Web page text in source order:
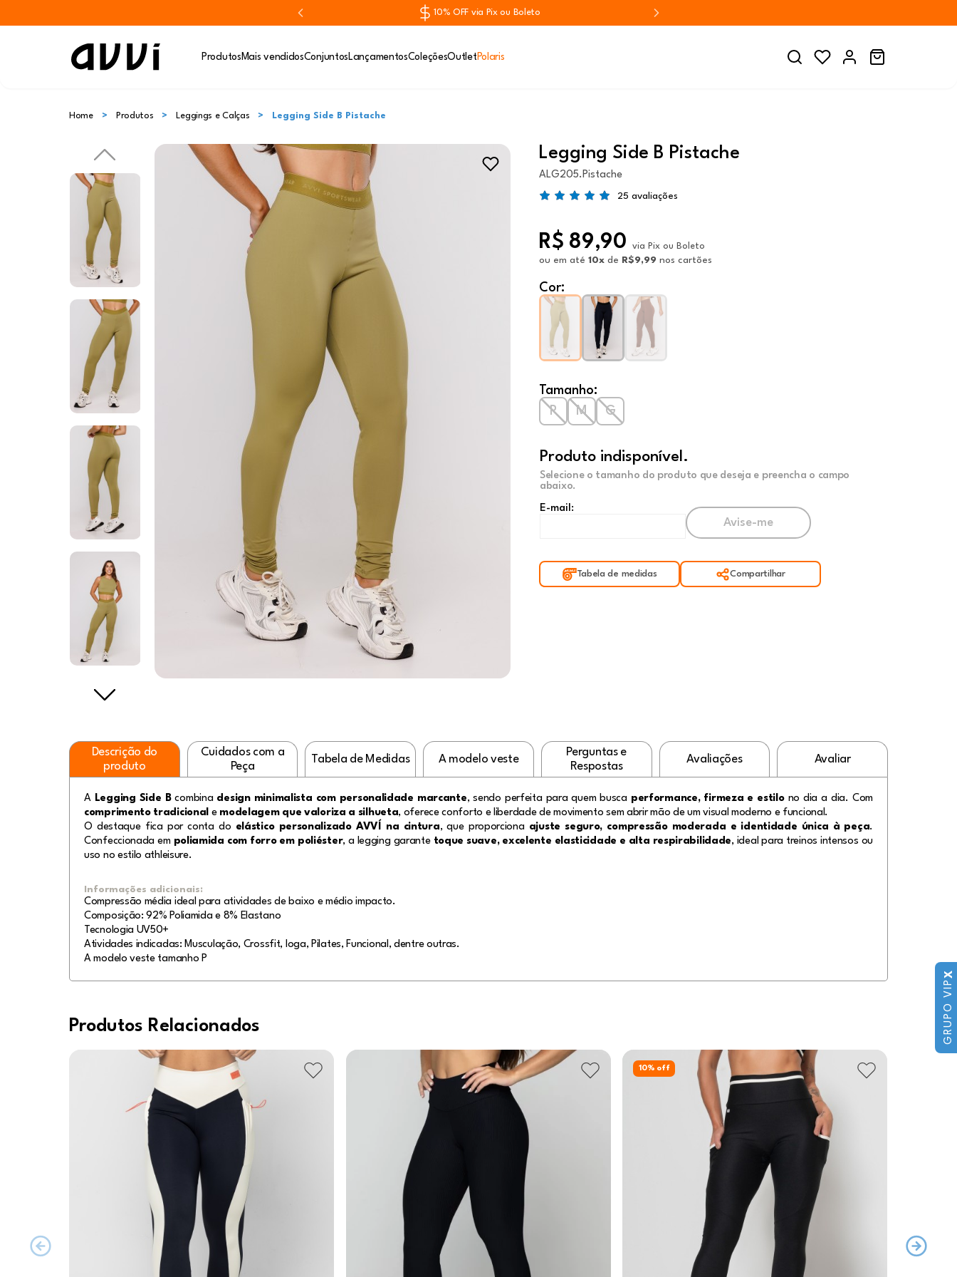
10% OFF via Pix ou Boleto
Produtos Mais vendidosConjuntos LançamentosColeçõesOutletPolaris
Home Produtos Leggings e Calças Legging Side B Pistache
Legging Side B Pistache
ALG205.Pistache
25 avaliações
R$ 89,90 via Pix ou Boleto
ou em até 10x de R$9,99 nos cartões
Cor:
Tamanho:
P
M G
Produto indisponível.
Selecione o tamanho do produto que deseja e preencha o campo
abaixo.
E-mail:
Tabela de medidas Compartilhar
Descrição do
produto
Cuidados com a
Peça
Tabela de Medidas A modelo veste
Perguntas e
Respostas
Avaliações Avaliar
A Legging Side Bcombina design minimalista com personalidade marcante, sendo perfeita para quem busca performance, firmeza e estilono dia a dia. Com
comprimento tradicional e modelagem que valoriza a silhueta, oferece conforto e liberdade de movimento sem abrir mão de um visual moderno e funcional.
O destaque fica por conta do elástico personalizado AVVÍ na cintura, que proporciona ajuste seguro, compressão moderada e identidade única à peça.
Confeccionada em poliamida com forro em poliéster, a legging garante toque suave, excelente elasticidade e alta respirabilidade, ideal para treinos intensos ou
uso no estilo athleisure.
Informações adicionais:
Compressão média ideal para atividades de baixo e médio impacto.
Composição: 92% Poliamida e 8% Elastano
Tecnologia UV50+
Atividades indicadas: Musculação, Crossfit, Ioga, Pilates, Funcional, dentre outras.
A modelo veste tamanho P
Produtos Relacionados
10% off
GRUPO VIP
X